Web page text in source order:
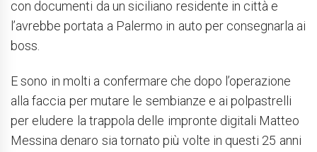
con documenti da un siciliano residente in città e
l’avrebbe portata a Palermo in auto per consegnarla ai
boss.
E sono in molti a confermare che dopo l’operazione
alla faccia per mutare le sembianze e ai polpastrelli
per eludere la trappola delle impronte digitali Matteo
Messina denaro sia tornato più volte in questi 25 anni